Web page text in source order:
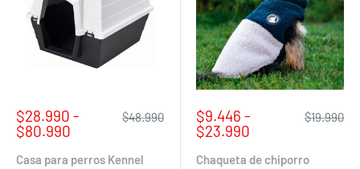
Precio
de
$28.990 -
$80.990
Precio
$48.990
Casa para perros Kennel
Precio
de
$9.446 -
$23.990
Precio
$19.990
Chaqueta de chiporro